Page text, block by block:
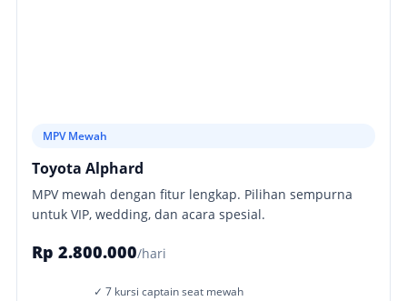
MPV Mewah
Toyota Alphard
MPV mewah dengan fitur lengkap. Pilihan sempurna
untuk VIP, wedding, dan acara spesial.
Rp 2.800.000/hari
✓ 7 kursi captain seat mewah